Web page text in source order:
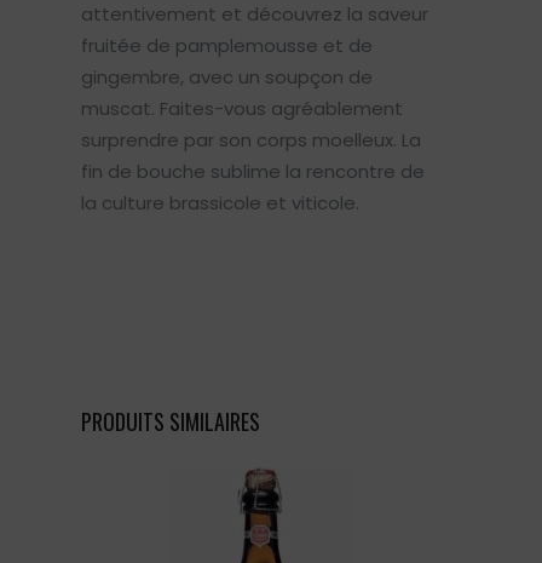
attentivement et découvrez la saveur
fruitée de pamplemousse et de
gingembre, avec un soupçon de
muscat. Faites-vous agréablement
surprendre par son corps moelleux. La
fin de bouche sublime la rencontre de
la culture brassicole et viticole.
PRODUITS SIMILAIRES